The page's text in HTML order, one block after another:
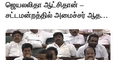
ஜெயலலிதா ஆட்சிதான் –
சட்டமன்றத்தில் அமைச்சர் ஆதவ்